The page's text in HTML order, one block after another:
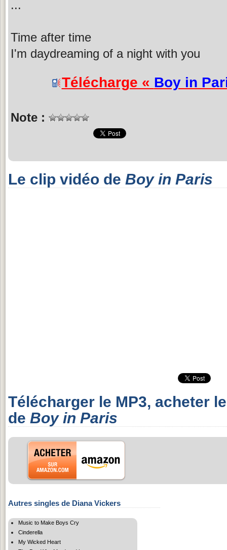
...
Time after time
I'm daydreaming of a night with you
Télécharge « Boy in
Note :
Le clip vidéo de Boy in Paris
Télécharger le MP3, acheter
de Boy in Paris
Autres singles de Diana Vickers
Music to Make Boys Cry
Cinderella
My Wicked Heart